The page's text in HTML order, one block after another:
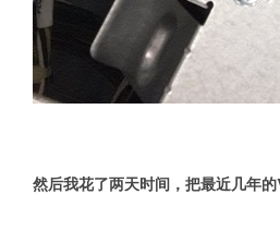
然后我花了两天时间，把最近几年